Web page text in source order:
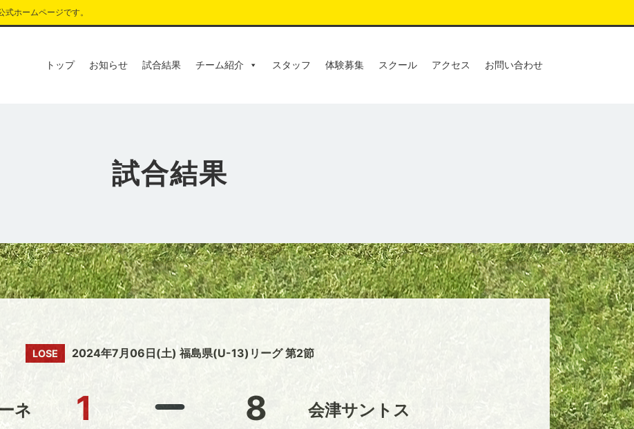
ホームページです。
トップ お知らせ 試合結果 チーム紹介 スタッフ 体験募集 スクール アクセス お問い合わせ
試合結果
LOSE 2024年7月06日(土) 福島県(U-13)リーグ 第2節
ネ 1 8 会津サントス